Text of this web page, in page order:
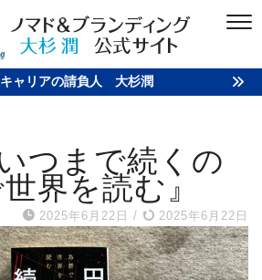
ャリアの請負人 大杉潤
つまで続くの
界を読む』
2025年6月22日 / 2025年6月22日